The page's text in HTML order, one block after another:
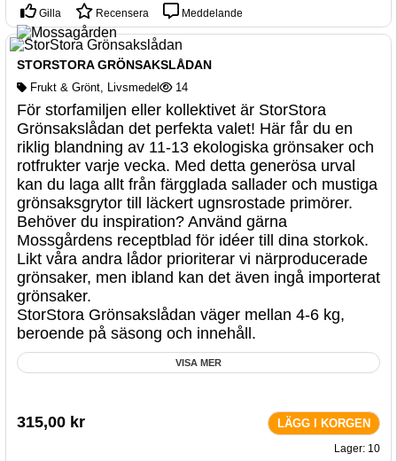
Gilla Recensera Meddelande
STORSTORA GRÖNSAKSLÅDAN
Frukt & Grönt, Livsmedel 14
För storfamiljen eller kollektivet är StorStora
Grönsakslådan det perfekta valet! Här får du en
riklig blandning av 11-13 ekologiska grönsaker och
rotfrukter varje vecka. Med detta generösa urval
kan du laga allt från färgglada sallader och mustiga
grönsaksgrytor till läckert ugnsrostade primörer.
Behöver du inspiration? Använd gärna
Mossgårdens receptblad för idéer till dina storkok.
Likt våra andra lådor prioriterar vi närproducerade
grönsaker, men ibland kan det även ingå importerat
grönsaker.
StorStora Grönsakslådan väger mellan 4-6 kg,
beroende på säsong och innehåll.
VISA MER
315,00 kr LÄGG I KORGEN
Lager: 10